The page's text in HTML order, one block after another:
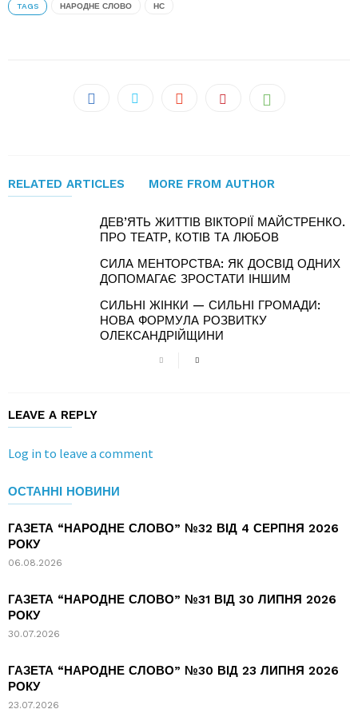
TAGS НАРОДНЕ СЛОВО НС
RELATED ARTICLES MORE FROM AUTHOR
ДЕВ’ЯТЬ ЖИТТІВ ВІКТОРІЇ МАЙСТРЕНКО.
ПРО ТЕАТР, КОТІВ ТА ЛЮБОВ
СИЛА МЕНТОРСТВА: ЯК ДОСВІД ОДНИХ
ДОПОМАГАЄ ЗРОСТАТИ ІНШИМ
СИЛЬНІ ЖІНКИ — СИЛЬНІ ГРОМАДИ:
НОВА ФОРМУЛА РОЗВИТКУ
ОЛЕКСАНДРІЙЩИНИ
LEAVE A REPLY
Log in to leave a comment
ОСТАННІ НОВИНИ
ГАЗЕТА “НАРОДНЕ СЛОВО” №32 ВІД 4 СЕРПНЯ 2026
РОКУ
06.08.2026
ГАЗЕТА “НАРОДНЕ СЛОВО” №31 ВІД 30 ЛИПНЯ 2026
РОКУ
30.07.2026
ГАЗЕТА “НАРОДНЕ СЛОВО” №30 ВІД 23 ЛИПНЯ 2026
РОКУ
23.07.2026